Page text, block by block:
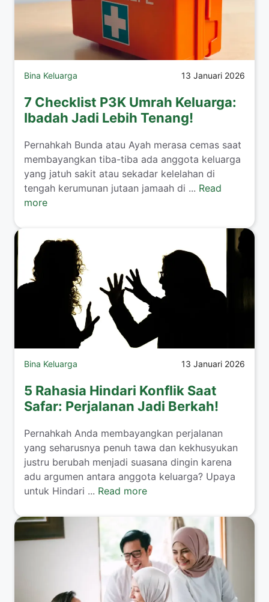
Bina Keluarga 13 Januari 2026
7 Checklist P3K Umrah Keluarga:
Ibadah Jadi Lebih Tenang!
​Pernahkah Bunda atau Ayah merasa cemas saat
membayangkan tiba-tiba ada anggota keluarga
yang jatuh sakit atau sekadar kelelahan di
tengah kerumunan jutaan jamaah di ... Read
more
Bina Keluarga 13 Januari 2026
5 Rahasia Hindari Konflik Saat
Safar: Perjalanan Jadi Berkah!
​Pernahkah Anda membayangkan perjalanan
yang seharusnya penuh tawa dan kekhusyukan
justru berubah menjadi suasana dingin karena
adu argumen antara anggota keluarga? Upaya
untuk Hindari ... Read more